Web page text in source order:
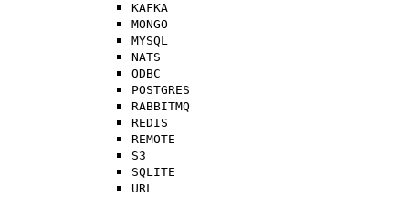
KAFKA
MONGO
MYSQL
NATS
ODBC
POSTGRES
RABBITMQ
REDIS
REMOTE
S3
SQLITE
URL